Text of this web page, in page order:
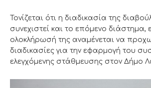
Τονίζεται ότι η διαδικασία της
συνεχιστεί και το επόμενο διάστημα,
ολοκλήρωσή της αναμένεται να
διαδικασίες για την εφαρμογή του
ελεγχόμενης στάθμευσης στον Δήμο